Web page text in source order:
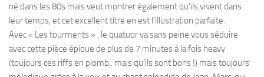
né dans les 80s mais veut montrer également qu’ils vivent dans
leur temps, et cet excellent titre en est l’illustration parfaite.
Avec « Les tourments » , le quatuor va sans peine vous séduire
avec cette pièce épique de plus de 7 minutes à la fois heavy
(toujours ces riffs en plomb.. mais qu’ils sont bons !) mais toujours